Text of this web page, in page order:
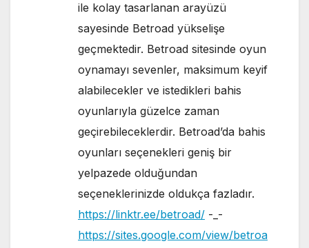
ile kolay tasarlanan arayüzü
sayesinde Betroad yükselişe
geçmektedir. Betroad sitesinde oyun
oynamayı sevenler, maksimum keyif
alabilecekler ve istedikleri bahis
oyunlarıyla güzelce zaman
geçirebileceklerdir. Betroad’da bahis
oyunları seçenekleri geniş bir
yelpazede olduğundan
seçeneklerinizde oldukça fazladır.
https://linktr.ee/betroad/ -_-
https://sites.google.com/view/betroa